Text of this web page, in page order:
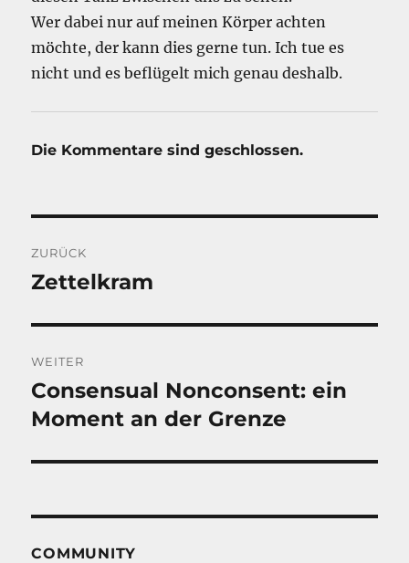
Wer dabei nur auf meinen Körper achten
möchte, der kann dies gerne tun. Ich tue es
nicht und es beflügelt mich genau deshalb.
Die Kommentare sind geschlossen.
ZURÜCK
Vorheriger
Zettelkram
WEITER
Nächster
Beitrag:
Consensual Nonconsent: ein
Moment an der Grenze
COMMUNITY